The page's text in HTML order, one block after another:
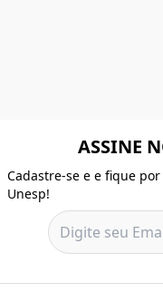
ASSINE
Cadastre-se e e fique
Unesp!